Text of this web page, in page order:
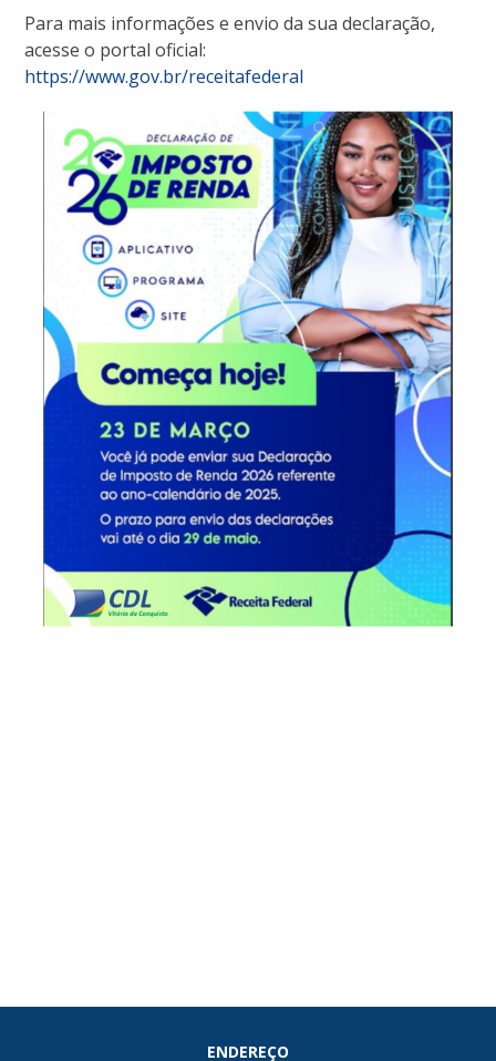
Para mais informações e envio da sua declaração,
acesse o portal oficial:
https://www.gov.br/receitafederal
ENDEREÇO